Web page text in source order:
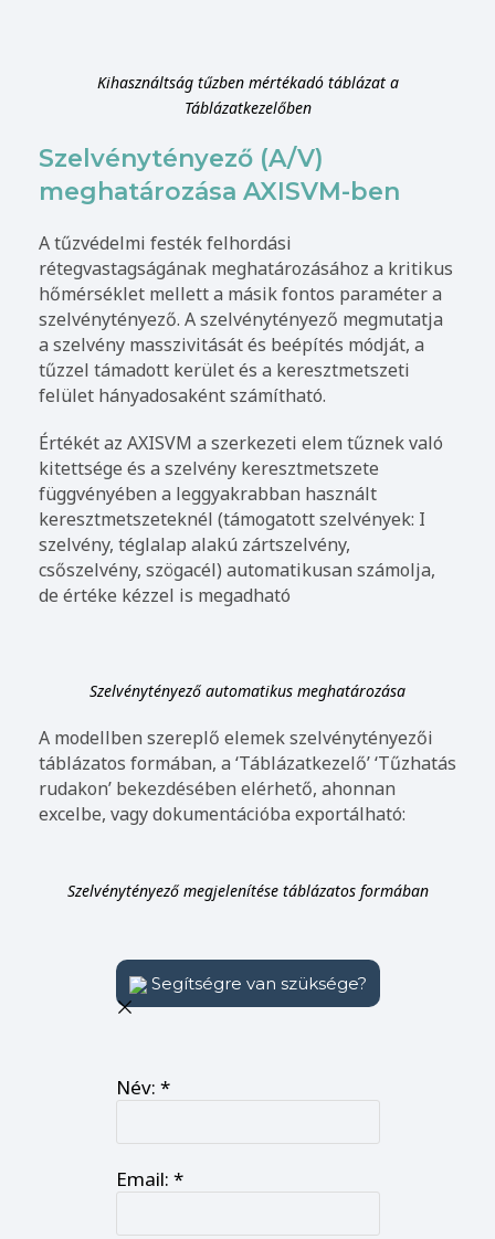
Kihasználtság tűzben mértékadó táblázat a
Táblázatkezelőben
Szelvénytényező (A/V)
meghatározása AXISVM-ben
A tűzvédelmi festék felhordási
rétegvastagságának meghatározásához a kritikus
hőmérséklet mellett a másik fontos paraméter a
szelvénytényező. A szelvénytényező megmutatja
a szelvény masszivitását és beépítés módját, a
tűzzel támadott kerület és a keresztmetszeti
felület hányadosaként számítható.
Értékét az AXISVM a szerkezeti elem tűznek való
kitettsége és a szelvény keresztmetszete
függvényében a leggyakrabban használt
keresztmetszeteknél (támogatott szelvények: I
szelvény, téglalap alakú zártszelvény,
csőszelvény, szögacél) automatikusan számolja,
de értéke kézzel is megadható
Szelvénytényező automatikus meghatározása
A modellben szereplő elemek szelvénytényezői
táblázatos formában, a ‘Táblázatkezelő’ ‘Tűzhatás
rudakon’ bekezdésében elérhető, ahonnan
excelbe, vagy dokumentációba exportálható:
Szelvénytényező megjelenítése táblázatos formában
Segítségre van szüksége?
Név: *
Email: *